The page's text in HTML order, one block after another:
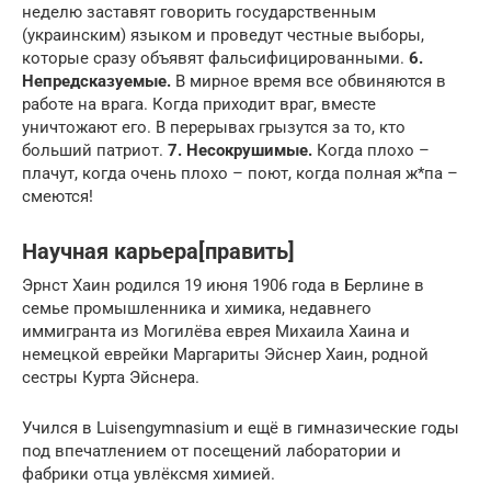
неделю заставят говорить государственным
(украинским) языком и проведут честные выборы,
которые сразу объявят фальсифицированными. 6.
Непредсказуемые. В мирное время все обвиняются в
работе на врага. Когда приходит враг, вместе
уничтожают его. В перерывах грызутся за то, кто
больший патриот. 7. Несокрушимые. Когда плохо –
плачут, когда очень плохо – поют, когда полная ж*па –
смеются!
Научная карьера[править]
Эрнст Хаин родился 19 июня 1906 года в Берлине в
семье промышленника и химика, недавнего
иммигранта из Могилёва еврея Михаила Хаина и
немецкой еврейки Маргариты Эйснер Хаин, родной
сестры Курта Эйснера.
Учился в Luisengymnasium и ещё в гимназические годы
под впечатлением от посещений лаборатории и
фабрики отца увлёксмя химией.